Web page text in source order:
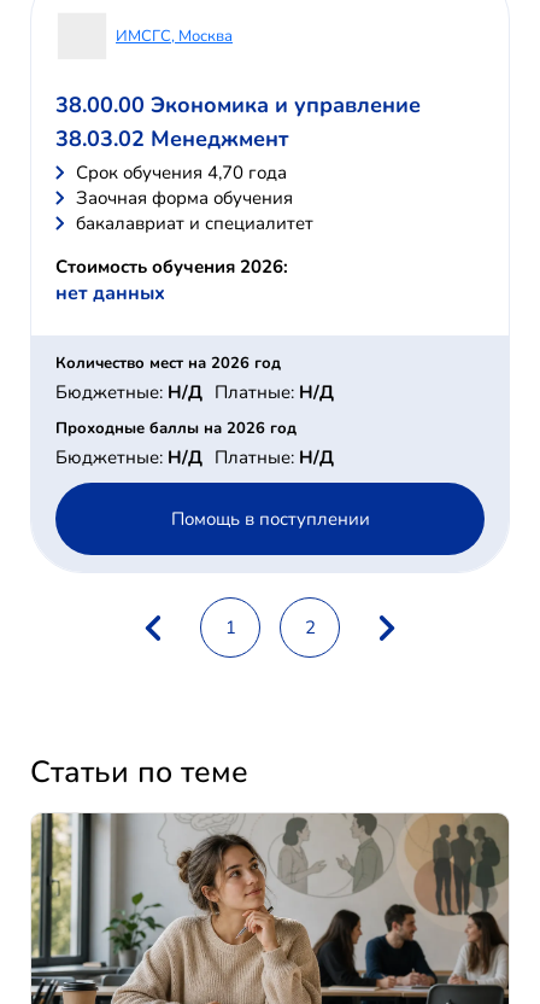
ИМСГС, Москва
38.00.00 Экономика и управление
38.03.02 Менеджмент
Cрок обучения 4,70 года
Заочная форма обучения
бакалавриат и специалитет
Стоимость обучения 2026:
нет данных
Количество мест на 2026 год
Бюджетные: Н/Д Платные: Н/Д
Проходные баллы на 2026 год
Бюджетные: Н/Д Платные: Н/Д
Помощь в поступлении
1 2
Статьи по теме